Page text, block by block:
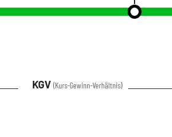
KGV (Kurs-Gewinn-Verhältnis)